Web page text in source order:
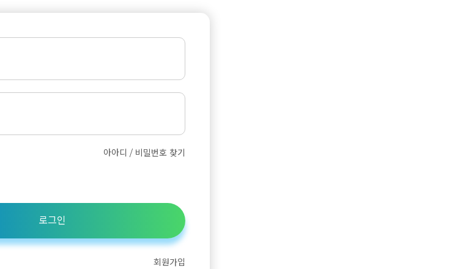
아아디 / 비밀번호 찾기
로그인
회원가입